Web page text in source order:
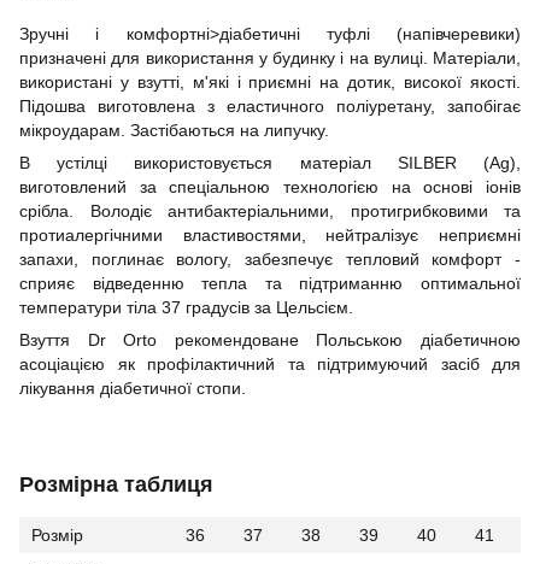
Зручні і комфортні>діабетичні туфлі (напівчеревики)
призначені для використання у будинку і на вулиці. Матеріали,
використані у взутті, м'які і приємні на дотик, високої якості.
Підошва виготовлена з еластичного поліуретану, запобігає
мікроударам. Застібаються на липучку.
В устілці використовується матеріал SILBER (Ag),
виготовлений за спеціальною технологією на основі іонів
срібла. Володіє антибактеріальними, протигрибковими та
протиалергічними властивостями, нейтралізує неприємні
запахи, поглинає вологу, забезпечує тепловий комфорт -
сприяє відведенню тепла та підтриманню оптимальної
температури тіла 37 градусів за Цельсієм.
Взуття Dr Orto рекомендоване Польською діабетичною
асоціацією як профілактичний та підтримуючий засіб для
лікування діабетичної стопи.
Розмірна таблиця
Розмір 36 37 38 39 40
41